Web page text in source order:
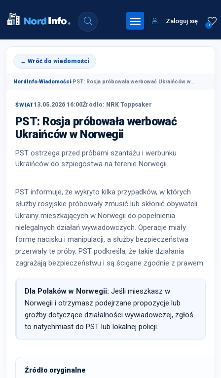
0
Zaloguj się
← Wróć do wiadomości
NordInfo›Wiadomości›PST: Rosja próbowała werbować Ukraińców w...
ŚWIAT13.05.2026 16:00Źródło: NRK Toppsaker
PST: Rosja próbowała werbować
Ukraińców w Norwegii
PST ostrzega przed próbami szantażu i werbunku
Ukraińców do szpiegostwa na terenie Norwegii.
PST informuje, że wykryto kilka przypadków, w których
służby rosyjskie próbowały zmusić lub skłonić obywateli
Ukrainy mieszkających w Norwegii do popełnienia
nielegalnych działań wywiadowczych. Operacje miały
formę nacisku i manipulacji, a służby bezpieczeństwa
przerwały te próby. PST podkreśla, że takie działania
zagrażają bezpieczeństwu i są ścigane zgodnie z prawem.
Dla Polaków w Norwegii: Jeśli mieszkasz w
Norwegii i otrzymasz podejrzane propozycje lub
groźby dotyczące działalności wywiadowczej, zgłoś
to natychmiast do PST lub lokalnej policji.
Źródło oryginalne